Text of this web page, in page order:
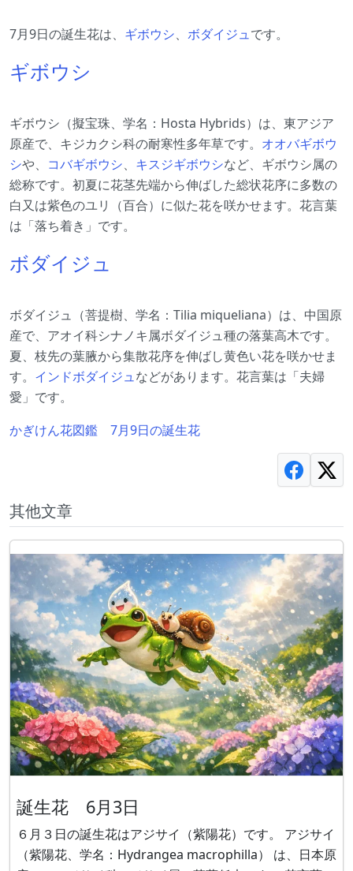
7月9日の誕生花は、 ギボウシ、 ボダイジュです。
ギボウシ
ギボウシ（擬宝珠、学名：Hosta Hybrids）は、東アジア
原産で、キジカクシ科の耐寒性多年草です。 オオバギボウ
シや、 コバギボウシ、 キスジギボウシなど、ギボウシ属の
総称です。初夏に花茎先端から伸ばした総状花序に多数の
白又は紫色のユリ（百合）に似た花を咲かせます。花言葉
は「落ち着き」です。
ボダイジュ
ボダイジュ（菩提樹、学名：Tilia miqueliana）は、中国原
産で、アオイ科シナノキ属ボダイジュ種の落葉高木です。
夏、枝先の葉腋から集散花序を伸ばし黄色い花を咲かせま
す。 インドボダイジュなどがあります。花言葉は「夫婦
愛」です。
かぎけん花図鑑 7月9日の誕生花
其他文章
誕生花 6月3日
６月３日の誕生花はアジサイ（紫陽花）です。 アジサイ
（紫陽花、学名：Hydrangea macrophilla） は、日本原